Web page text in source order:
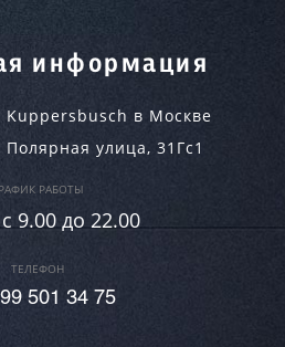
информация
Kuppersbusch в Москве
Полярная улица, 31Гс1
РАБОТЫ
9.00 до 22.00
ТЕЛЕФОН
501 34 75